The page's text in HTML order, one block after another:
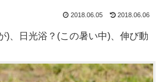
2018.06.05 2018.06.06
)、日光浴？(この暑い中)、伸び動